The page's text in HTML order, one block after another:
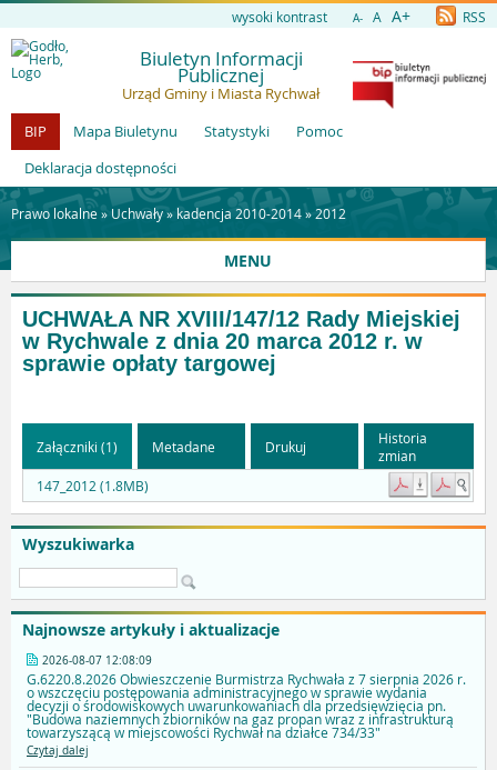
wysoki kontrast A- A A+ RSS
Biuletyn Informacji
Publicznej
Urząd Gminy i Miasta Rychwał
BIP
Mapa Biuletynu Statystyki
Pomoc
Deklaracja dostępności
Prawo lokalne » Uchwały» kadencja 2010-2014» 2012
MENU
Wyszukiwarka
Najnowsze artykuły i aktualizacje
2026-08-07 12:08:09
G.6220.8.2026 Obwieszczenie Burmistrza Rychwała z 7 sierpnia 2026 r.
o wszczęciu postępowania administracyjnego w sprawie wydania
decyzji o środowiskowych uwarunkowaniach dla przedsięwzięcia pn.
"Budowa naziemnych zbiorników na gaz propan wraz z infrastrukturą
towarzyszącą w miejscowości Rychwał na działce 734/33"
Czytaj dalej
UCHWAŁA NR XVIII/147/12 Rady Miejskiej
w Rychwale z dnia 20 marca 2012 r. w
sprawie opłaty targowej
Załączniki (1) Metadane Drukuj
Historia
zmian
147_2012 (1.8MB)